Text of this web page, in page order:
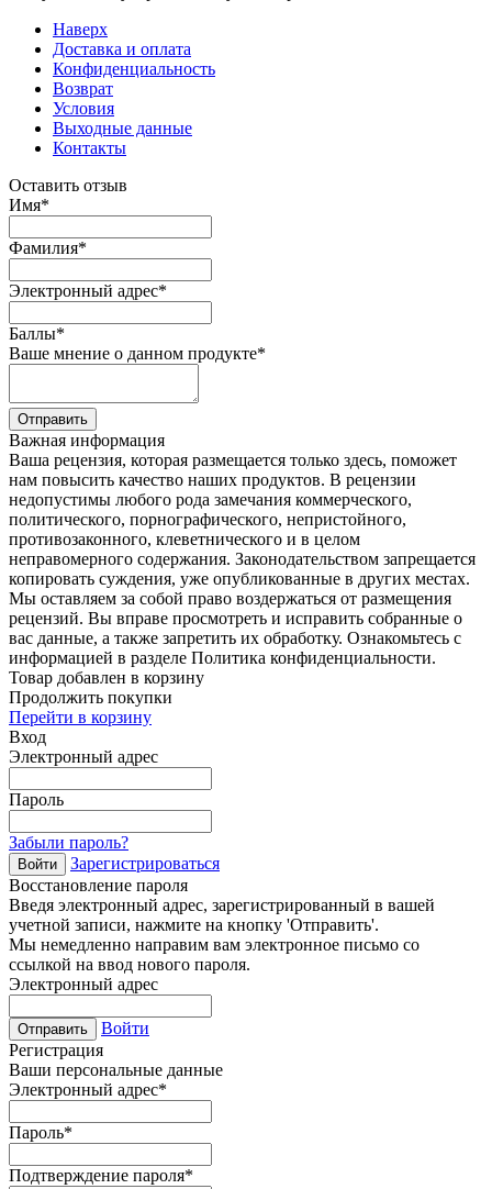
Наверх
Доставка и оплата
Конфиденциальность
Возврат
Условия
Выходные данные
Контакты
Оставить отзыв
Имя*
Фамилия*
Электронный адрес*
Баллы*
Ваше мнение о данном продукте*
Отправить
Важная информация
Ваша рецензия, которая размещается только здесь, поможет
нам повысить качество наших продуктов. В рецензии
недопустимы любого рода замечания коммерческого,
политического, порнографического, непристойного,
противозаконного, клеветнического и в целом
неправомерного содержания. Законодательством запрещается
копировать суждения, уже опубликованные в других местах.
Мы оставляем за собой право воздержаться от размещения
рецензий. Вы вправе просмотреть и исправить собранные о
вас данные, а также запретить их обработку. Ознакомьтесь с
информацией в разделе Политика конфиденциальности.
Товар добавлен в корзину
Продолжить покупки
Перейти в корзину
Вход
Электронный адрес
Пароль
Забыли пароль?
Войти
Зарегистрироваться
Восстановление пароля
Введя электронный адрес, зарегистрированный в вашей
учетной записи, нажмите на кнопку 'Отправить'.
Мы немедленно направим вам электронное письмо со
ссылкой на ввод нового пароля.
Электронный адрес
Отправить
Войти
Регистрация
Ваши персональные данные
Электронный адрес*
Пароль*
Подтверждение пароля*